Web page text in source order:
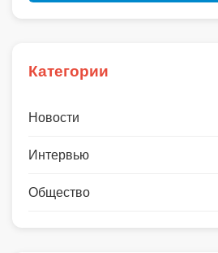
Категории
Новости
Интервью
Общество